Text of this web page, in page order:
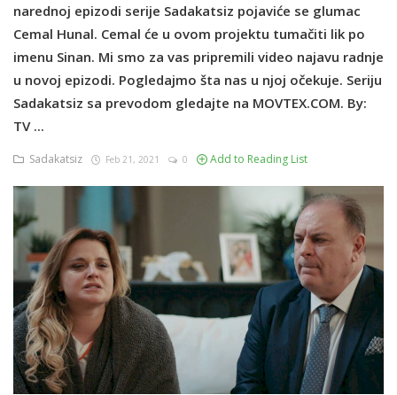
narednoj epizodi serije Sadakatsiz pojaviće se glumac
Cemal Hunal. Cemal će u ovom projektu tumačiti lik po
imenu Sinan. Mi smo za vas pripremili video najavu radnje
u novoj epizodi. Pogledajmo šta nas u njoj očekuje. Seriju
Sadakatsiz sa prevodom gledajte na MOVTEX.COM. By:
TV ...
Sadakatsiz Feb 21, 2021 0 Add to Reading List